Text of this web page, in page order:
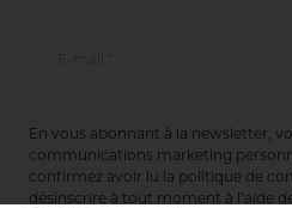
E-mail *
En vous abonnant à la newsletter,
communications marketing
confirmez avoir lu la politique de
désinscrire à tout moment à l’aide